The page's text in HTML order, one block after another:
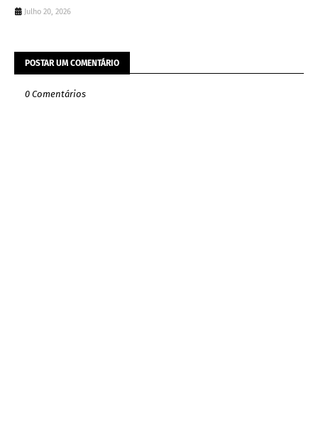
Julho 20, 2026
POSTAR UM COMENTÁRIO
0 Comentários